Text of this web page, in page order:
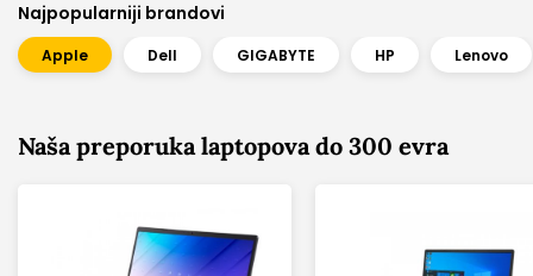
Najpopularniji brandovi
Apple Dell GIGABYTE HP Lenovo
Naša preporuka laptopova do 300 evra